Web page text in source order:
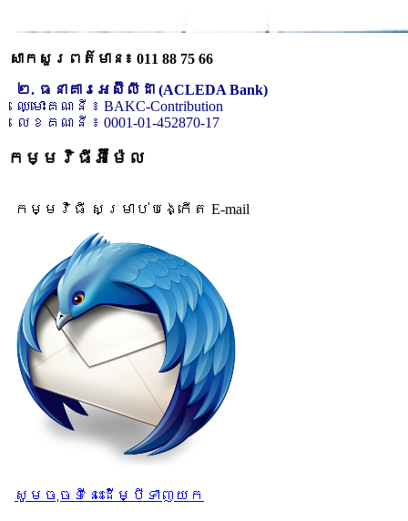
សាកសួរពត៌មាន៖ 011 88 75 66
២. ធនាគារអេស៊ីលីដា (ACLEDA Bank)
ឈ្មោះគណនី ៖ BAKC-Contribution
លេខគណនី ៖ 0001-01-452870-17
កម្មវិធីអ៊ីម៉ែល
កម្មវិធី សម្រាប់បង្កើត E-mail
សូមចុចទីនេះដើម្បីទាញយក